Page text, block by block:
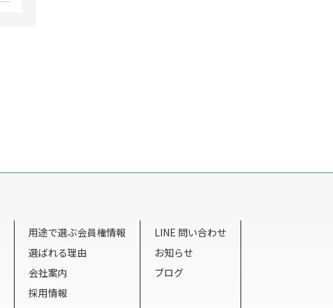
用途で選ぶ会員権情報
選ばれる理由
会社案内
採用情報
LINE 問い合わせ
お知らせ
ブログ